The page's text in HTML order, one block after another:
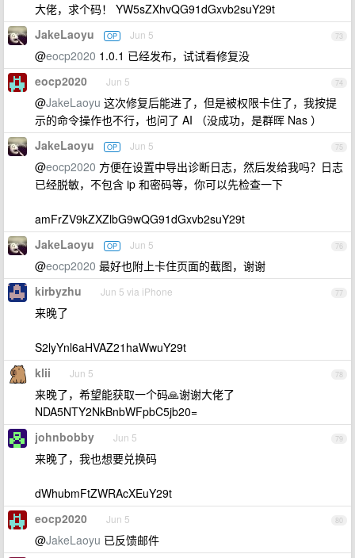
大佬，求个码！ YW5sZXhvQG91dGxvb2suY29t
73
JakeLaoyu OP Jun 5
@eocp2020 1.0.1 已经发布，试试看修复没
74
eocp2020 Jun 5
@JakeLaoyu 这次修复后能进了，但是被权限卡住了，我按提
示的命令操作也不行，也问了 AI （没成功，是群晖 Nas ）
75
JakeLaoyu OP Jun 5
@eocp2020 方便在设置中导出诊断日志，然后发给我吗？日志
已经脱敏，不包含 ip 和密码等，你可以先检查一下
amFrZV9kZXZlbG9wQG91dGxvb2suY29t
76
JakeLaoyu OP Jun 5
@eocp2020 最好也附上卡住页面的截图，谢谢
77
kirbyzhu Jun 5 via iPhone
来晚了
S2lyYnl6aHVAZ21haWwuY29t
78
klii Jun 5
来晚了，希望能获取一个码🙏谢谢大佬了
NDA5NTY2NkBnbWFpbC5jb20=
79
johnbobby Jun 5
来晚了，我也想要兑换码
dWhubmFtZWRAcXEuY29t
80
eocp2020 Jun 5
@JakeLaoyu 已反馈邮件